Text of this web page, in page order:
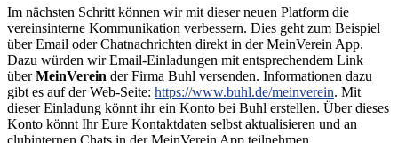
Im nächsten Schritt können wir mit dieser neuen Platform die
vereinsinterne Kommunikation verbessern. Dies geht zum Beispiel
über Email oder Chatnachrichten direkt in der MeinVerein App.
Dazu würden wir Email-Einladungen mit entsprechendem Link
überMeinVerein der Firma Buhl versenden. Informationen dazu
gibt es auf der Web-Seite: https://www.buhl.de/meinverein. Mit
dieser Einladung könnt ihr ein Konto bei Buhl erstellen. Über dieses
Konto könnt Ihr Eure Kontaktdaten selbst aktualisieren und an
clubinternen Chats in der MeinVerein App teilnehmen.